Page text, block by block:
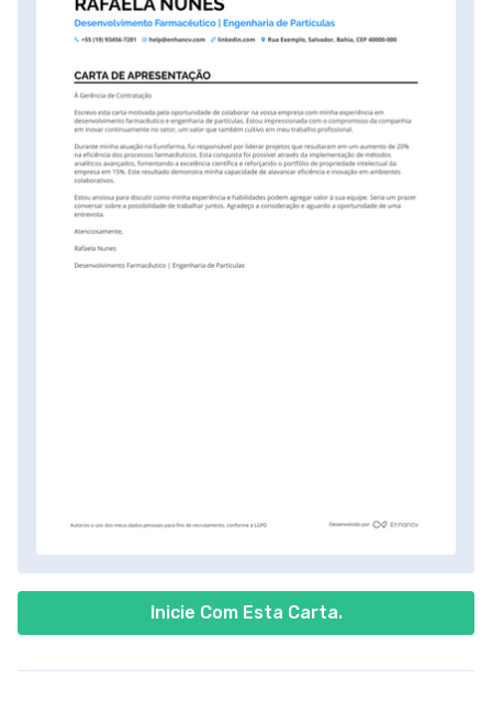
Inicie Com Esta Carta.